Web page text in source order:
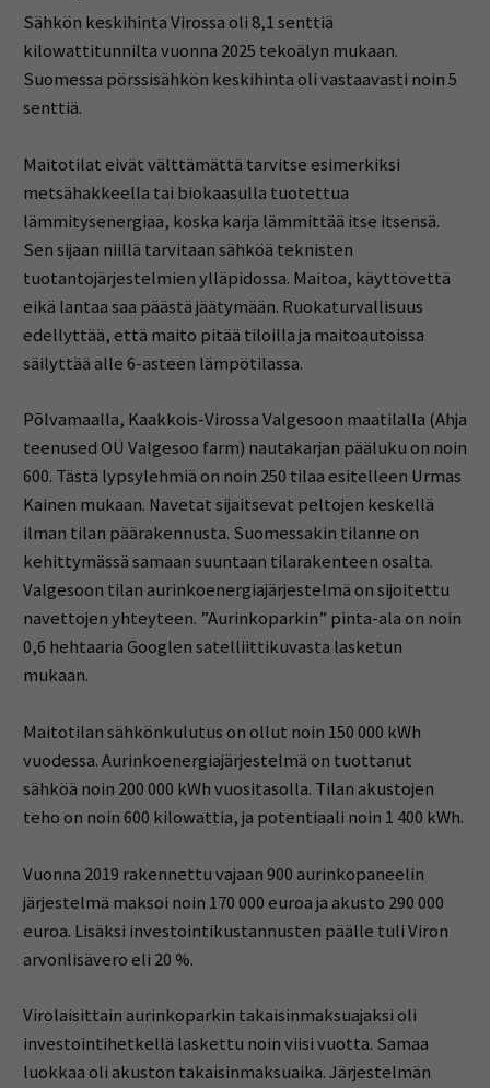
Sähkön keskihinta Virossa oli 8,1 senttiä
kilowattitunnilta vuonna 2025 tekoälyn mukaan.
Suomessa pörssisähkön keskihinta oli vastaavasti noin 5
senttiä.
Maitotilat eivät välttämättä tarvitse esimerkiksi
metsähakkeella tai biokaasulla tuotettua
lämmitysenergiaa, koska karja lämmittää itse itsensä.
Sen sijaan niillä tarvitaan sähköä teknisten
tuotantojärjestelmien ylläpidossa. Maitoa, käyttövettä
eikä lantaa saa päästä jäätymään. Ruokaturvallisuus
edellyttää, että maito pitää tiloilla ja maitoautoissa
säilyttää alle 6-asteen lämpötilassa.
Põlvamaalla, Kaakkois-Virossa Valgesoon maatilalla (Ahja
teenused OÜ Valgesoo farm) nautakarjan pääluku on noin
600. Tästä lypsylehmiä on noin 250 tilaa esitelleen Urmas
Kainen mukaan. Navetat sijaitsevat peltojen keskellä
ilman tilan päärakennusta. Suomessakin tilanne on
kehittymässä samaan suuntaan tilarakenteen osalta.
Valgesoon tilan aurinkoenergiajärjestelmä on sijoitettu
navettojen yhteyteen. ”Aurinkoparkin” pinta-ala on noin
0,6 hehtaaria Googlen satelliittikuvasta lasketun
mukaan.
Maitotilan sähkönkulutus on ollut noin 150 000 kWh
vuodessa. Aurinkoenergiajärjestelmä on tuottanut
sähköä noin 200 000 kWh vuositasolla. Tilan akustojen
teho on noin 600 kilowattia, ja potentiaali noin 1 400 kWh.
Vuonna 2019 rakennettu vajaan 900 aurinkopaneelin
järjestelmä maksoi noin 170 000 euroa ja akusto 290 000
euroa. Lisäksi investointikustannusten päälle tuli Viron
arvonlisävero eli 20 %.
Virolaisittain aurinkoparkin takaisinmaksuajaksi oli
investointihetkellä laskettu noin viisi vuotta. Samaa
luokkaa oli akuston takaisinmaksuaika. Järjestelmän